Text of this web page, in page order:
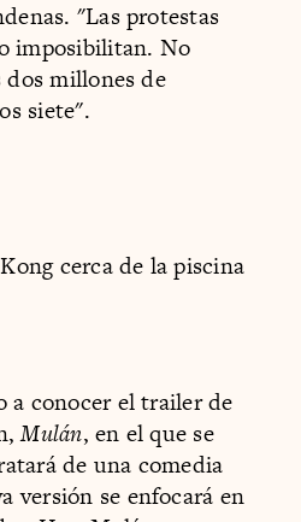
"Las protestas
imposibilitan. No
dos millones de
siete".
cerca de la piscina
conocer el trailer de
Mulán, en el que se
de una comedia
versión se enfocará en